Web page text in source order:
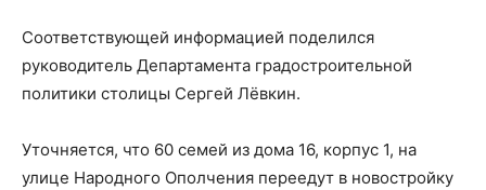
Соответствующей информацией поделился
руководитель Департамента градостроительной
политики столицы Сергей Лёвкин.
Уточняется, что 60 семей из дома 16, корпус 1, на
улице Народного Ополчения переедут в новостройку